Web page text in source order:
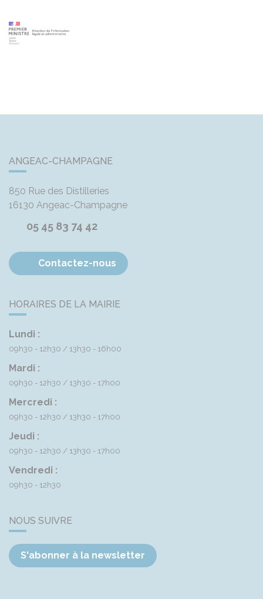
ANGEAC-CHAMPAGNE
850 Rue des Distilleries
16130 Angeac-Champagne
05 45 83 74 42
Contactez-nous
HORAIRES DE LA MAIRIE
Lundi :
09h30 - 12h30 13h30 - 16h00
Mardi :
09h30 - 12h30 13h30 - 17h00
Mercredi :
09h30 - 12h30 13h30 - 17h00
Jeudi :
09h30 - 12h30 13h30 - 17h00
Vendredi :
09h30 - 12h30
NOUS SUIVRE
S'abonner à la newsletter